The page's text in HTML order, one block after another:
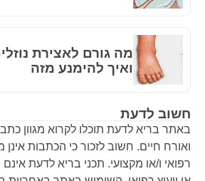
חשוב לדעת
באתר בריא לדעת תוכלו לקרוא מגוון
ואורח חיים. חשוב לזכור כי הכתבות אינן
רפואי ו/או מקצועי. תכני בריא לדעת
מה גורם לאצירת
ואיך להימנע מזה